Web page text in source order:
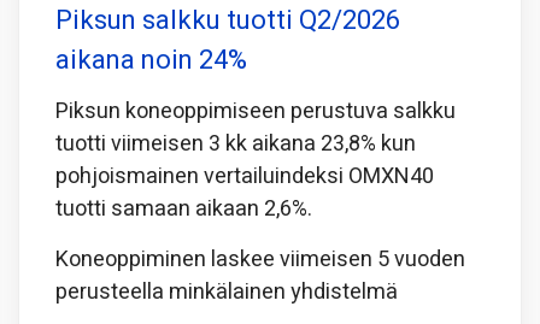
Piksun salkku tuotti Q2/2026
aikana noin 24%
Piksun koneoppimiseen perustuva salkku
tuotti viimeisen 3 kk aikana 23,8% kun
pohjoismainen vertailuindeksi OMXN40
tuotti samaan aikaan 2,6%.
Koneoppiminen laskee viimeisen 5 vuoden
perusteella minkälainen yhdistelmä